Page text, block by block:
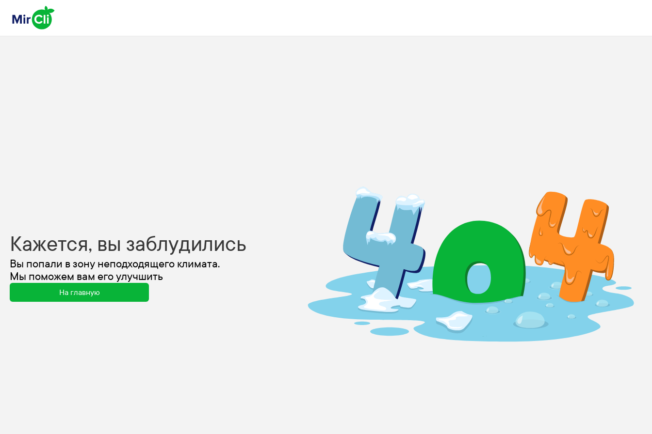
Кажется, вы заблудились
Вы попали в зону неподходящего климата.
Мы поможем вам его улучшить
На главную